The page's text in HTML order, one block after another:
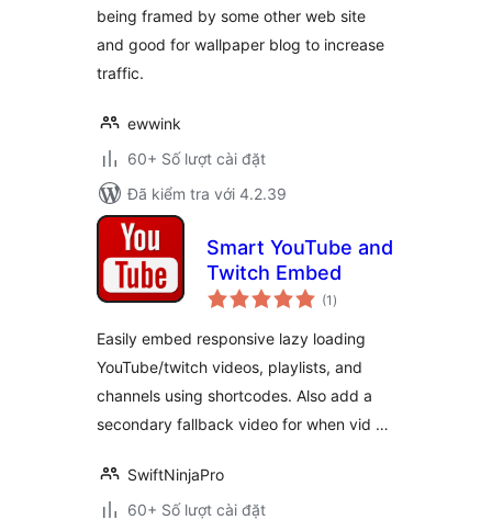
being framed by some other web site
and good for wallpaper blog to increase
traffic.
ewwink
60+ Số lượt cài đặt
Đã kiểm tra với 4.2.39
Smart YouTube and
Twitch Embed
(1 tổng
đánh
)
Easily embed responsive lazy loading
YouTube/twitch videos, playlists, and
channels using shortcodes. Also add a
secondary fallback video for when vid …
SwiftNinjaPro
60+ Số lượt cài đặt